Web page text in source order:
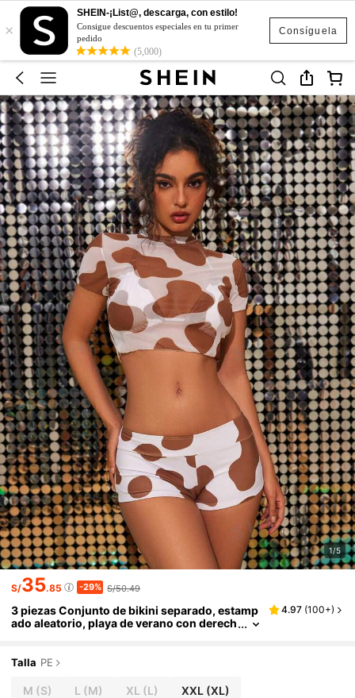
Consíguela
×
SHEIN-¡List@, descarga, con estilo!
Consigue descuentos especiales en tu primer
pedido
(5,000)
1/5
S/35.85 -29% S/50.49
3 piezas Conjunto de bikini separado, estamp
ado aleatorio, playa de verano con derech
4.97 (100+)
Talla PE
M (S) L (M) XL (L) XXL(XL)